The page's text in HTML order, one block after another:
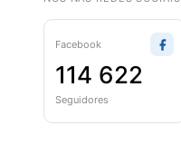
Facebook
114 622
Seguidores